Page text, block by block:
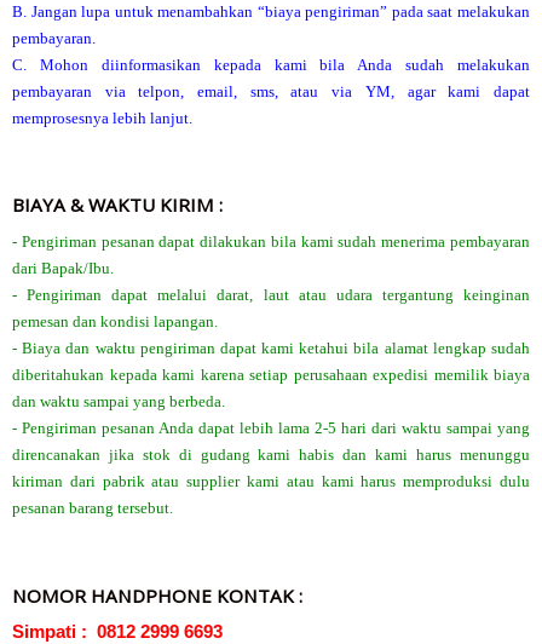
B. Jangan lupa untuk menambahkan “biaya pengiriman” pada saat melakukan
pembayaran.
C. Mohon diinformasikan kepada kami bila Anda sudah melakukan
pembayaran via telpon, email, sms, atau via YM, agar kami dapat
memprosesnya lebih lanjut.
BIAYA & WAKTU KIRIM :
- Pengiriman pesanan dapat dilakukan bila kami sudah menerima pembayaran
dari Bapak/Ibu.
- Pengiriman dapat melalui darat, laut atau udara tergantung keinginan
pemesan dan kondisi lapangan.
- Biaya dan waktu pengiriman dapat kami ketahui bila alamat lengkap sudah
diberitahukan kepada kami karena setiap perusahaan expedisi memilik biaya
dan waktu sampai yang berbeda.
- Pengiriman pesanan Anda dapat lebih lama 2-5 hari dari waktu sampai yang
direncanakan jika stok di gudang kami habis dan kami harus menunggu
kiriman dari pabrik atau supplier kami atau kami harus memproduksi dulu
pesanan barang tersebut.
NOMOR HANDPHONE KONTAK :
Simpati : 0812 2999 6693